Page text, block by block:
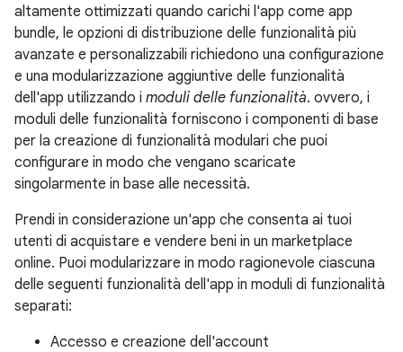
altamente ottimizzati quando carichi l'app come app
bundle, le opzioni di distribuzione delle funzionalità più
avanzate e personalizzabili richiedono una configurazione
e una modularizzazione aggiuntive delle funzionalità
dell'app utilizzando i moduli delle funzionalità. ovvero, i
moduli delle funzionalità forniscono i componenti di base
per la creazione di funzionalità modulari che puoi
configurare in modo che vengano scaricate
singolarmente in base alle necessità.
Prendi in considerazione un'app che consenta ai tuoi
utenti di acquistare e vendere beni in un marketplace
online. Puoi modularizzare in modo ragionevole ciascuna
delle seguenti funzionalità dell'app in moduli di funzionalità
separati:
Accesso e creazione dell'account